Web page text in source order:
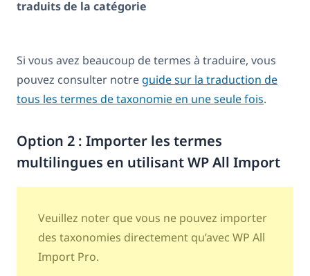
traduits de la catégorie
Si vous avez beaucoup de termes à traduire, vous
pouvez consulter notre guide sur la traduction de
tous les termes de taxonomie en une seule fois.
Option 2 : Importer les termes
multilingues en utilisant WP All Import
Veuillez noter que vous ne pouvez importer
des taxonomies directement qu’avec WP All
Import Pro.